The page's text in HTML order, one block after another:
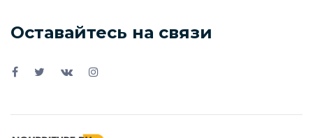
Оставайтесь на связи